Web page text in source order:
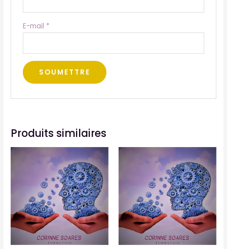
E-mail *
Produits similaires
Les